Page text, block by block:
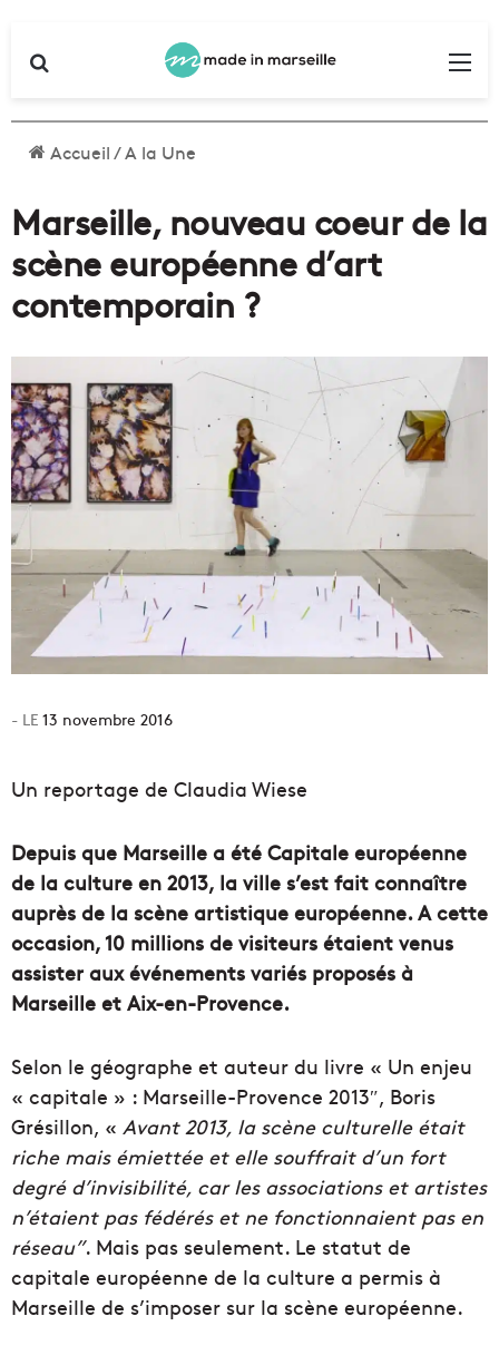
Accueil/A la Une
Marseille, nouveau coeur de la
scène européenne d’art
contemporain ?
13 novembre 2016
Un reportage de Claudia Wiese
Depuis que Marseille a été Capitale européenne
de la culture en 2013, la ville s’est fait connaître
auprès de la scène artistique européenne. A cette
occasion, 10 millions de visiteurs étaient venus
assister aux événements variés proposés à
Marseille et Aix-en-Provence.
Selon le géographe et auteur du livre « Un enjeu
« capitale » : Marseille-Provence 2013″, Boris
Grésillon, « Avant 2013, la scène culturelle était
riche mais émiettée et elle souffrait d’un fort
degré d’invisibilité, car les associations et artistes
n’étaient pas fédérés et ne fonctionnaient pas en
réseau”. Mais pas seulement. Le statut de
capitale européenne de la culture a permis à
Marseille de s’imposer sur la scène européenne.